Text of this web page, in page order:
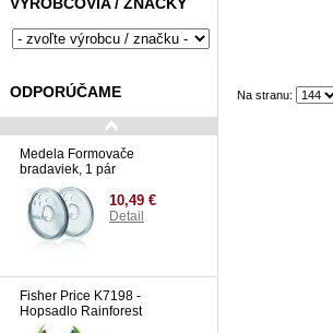
ODPORÚČAME
Medela Formovače
bradaviek, 1 pár
10,49 €
Detail
Fisher Price K7198 -
Hopsadlo Rainforest
Na stranu: